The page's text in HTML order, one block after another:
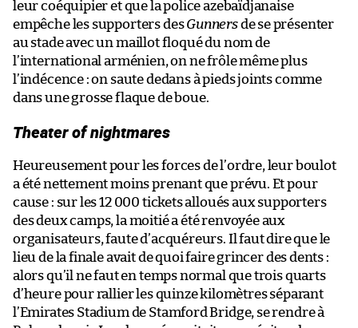
leur coéquipier et que la police azebaïdjanaise
empêche les supporters desGunnersde se présenter
au stade avec un maillot floqué du nom de
l’international arménien, on ne frôle même plus
l’indécence : on saute dedans à pieds joints comme
dans une grosse flaque de boue.
Theater of nightmares
Heureusement pour les forces de l’ordre, leur boulot
a été nettement moins prenant que prévu. Et pour
cause : sur les 12 000 tickets alloués aux supporters
des deux camps, la moitié a été renvoyée aux
organisateurs, faute d’acquéreurs. Il faut dire que le
lieu de la finale avait de quoi faire grincer des dents :
alors qu’il ne faut en temps normal que trois quarts
d’heure pour rallier les quinze kilomètres séparant
l’Emirates Stadium de Stamford Bridge, se rendre à